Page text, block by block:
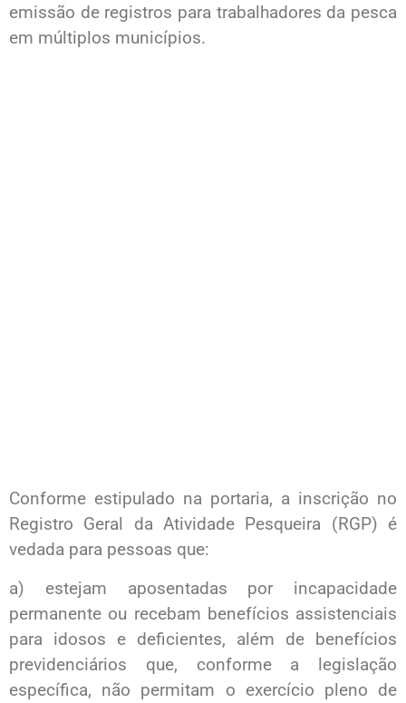
emissão de registros para trabalhadores da pesca
em múltiplos municípios.
Conforme estipulado na portaria, a inscrição no
Registro Geral da Atividade Pesqueira (RGP) é
vedada para pessoas que:
a) estejam aposentadas por incapacidade
permanente ou recebam benefícios assistenciais
para idosos e deficientes, além de benefícios
previdenciários que, conforme a legislação
específica, não permitam o exercício pleno de